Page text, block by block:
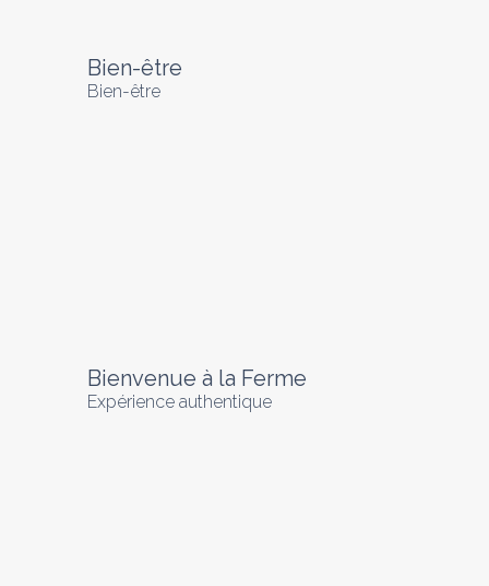
Bien-être
Bien-être
Bienvenue à la Ferme
Expérience authentique